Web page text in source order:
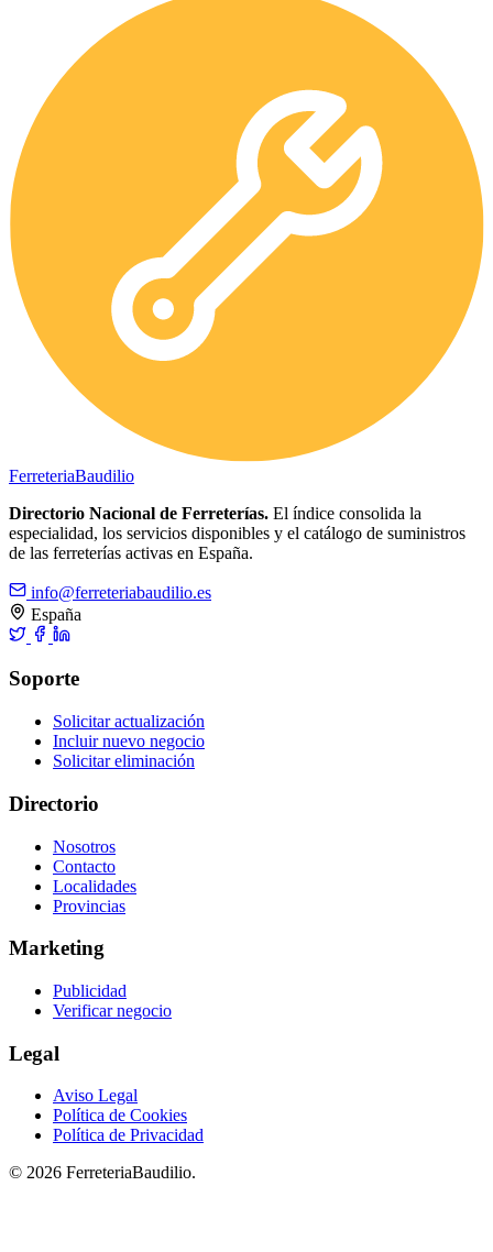
FerreteriaBaudilio
Directorio Nacional de Ferreterías. El índice consolida la
especialidad, los servicios disponibles y el catálogo de suministros
de las ferreterías activas en España.
info@ferreteriabaudilio.es
España
Soporte
Solicitar actualización
Incluir nuevo negocio
Solicitar eliminación
Directorio
Nosotros
Contacto
Localidades
Provincias
Marketing
Publicidad
Verificar negocio
Legal
Aviso Legal
Política de Cookies
Política de Privacidad
© 2026 FerreteriaBaudilio.